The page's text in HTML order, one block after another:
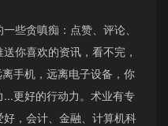
些贪嗔痴：点赞、评论、
你喜欢的资讯，看不完，
手机，远离电子设备，你
更好的行动力。术业有专
，会计、金融、计算机科